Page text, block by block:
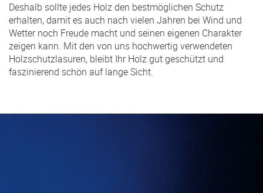
Deshalb sollte jedes Holz den bestmöglichen Schutz
erhalten, damit es auch nach vielen Jahren bei Wind und
Wetter noch Freude macht und seinen eigenen Charakter
zeigen kann. Mit den von uns hochwertig verwendeten
Holzschutzlasuren, bleibt Ihr Holz gut geschützt und
faszinierend schön auf lange Sicht.